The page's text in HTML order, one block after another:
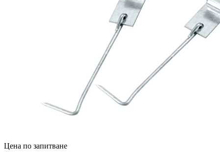
Цена по запитване